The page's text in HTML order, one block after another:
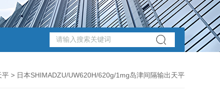
平 > 日本SHIMADZU/UW620H/620g/1mg岛津间隔输出天平